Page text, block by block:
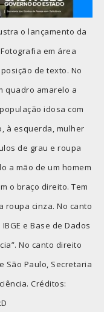
o lançamento da
em área
de texto. No
quadro amarelo a
idosa com
à esquerda, mulher
de grau e roupa
a mão de um homem
o braço direito. Tem
roupa cinza. No canto
e Base de Dados
No canto direito
São Paulo, Secretaria
Créditos: